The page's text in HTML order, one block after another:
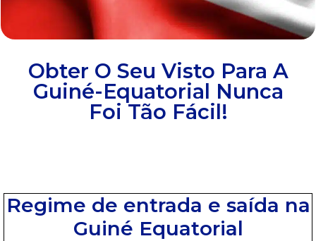
Obter O Seu Visto Para A
Guiné-Equatorial Nunca
Foi Tão Fácil!
Regime de entrada e saída na
Guiné Equatorial